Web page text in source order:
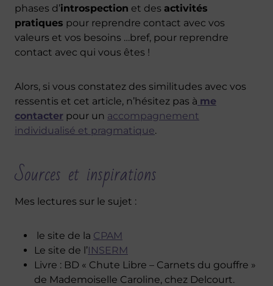
phases d’introspection et des activités
pratiques pour reprendre contact avec vos
valeurs et vos besoins …bref, pour reprendre
contact avec qui vous êtes !
Alors, si vous constatez des similitudes avec vos
ressentis et cet article, n’hésitez pas à me
contacter pour un accompagnement
individualisé et pragmatique.
Sources et inspirations
Mes lectures sur le sujet :
le site de la CPAM
Le site de l’INSERM
Livre : BD « Chute Libre – Carnets du gouffre »
de Mademoiselle Caroline, chez Delcourt.